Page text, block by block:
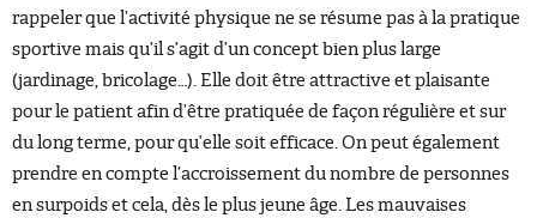
rappeler que l’activité physique ne se résume pas à la pratique
sportive mais qu’il s’agit d’un concept bien plus large
(jardinage, bricolage…). Elle doit être attractive et plaisante
pour le patient afin d’être pratiquée de façon régulière et sur
du long terme, pour qu’elle soit efficace. On peut également
prendre en compte l’accroissement du nombre de personnes
en surpoids et cela, dès le plus jeune âge. Les mauvaises